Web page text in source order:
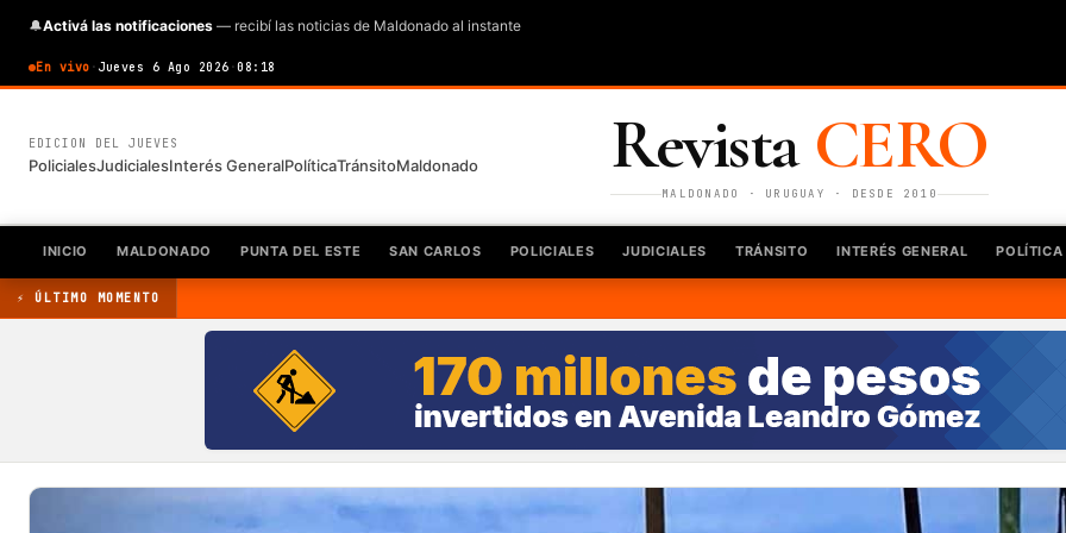
🔔Activá las notificaciones — recibí las noticias de Maldonado al instante
En vivo · Jueves 6 Ago 2026 ·08:18
EDICION DEL JUEVES
PolicialesJudicialesInterés GeneralPolíticaTránsitoMaldonado RevistaCERO
MALDONADO · URUGUAY · DESDE 2010
INICIO MALDONADO PUNTA DEL ESTE SAN CARLOS POLICIALES JUDICIALES TRÁNSITO INTERÉS GENERAL POLÍTICA
⚡ ÚLTIMO MOMENTO